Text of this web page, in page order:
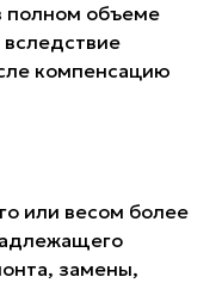
полном объеме
компенсацию
или весом более
замены,